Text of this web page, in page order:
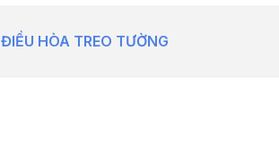
ĐIỀU HÒA TREO TƯỜNG